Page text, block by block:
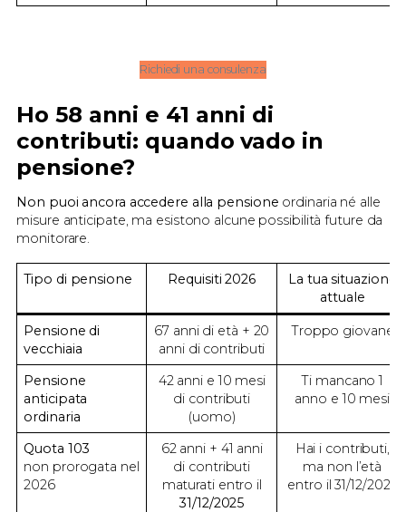
Richiedi una consulenza
Ho 58 anni e 41 anni di
contributi: quando vado in
pensione?
Non puoi ancora accedere alla pensione ordinaria né alle
misure anticipate, ma esistono alcune possibilità future da
monitorare.
Tipo di pensione Requisiti 2026
La tua situazione
attuale
Pensione di
vecchiaia
67 anni di età + 20
anni di contributi
Troppo giovane
Pensione
anticipata
ordinaria
42 anni e 10 mesi
di contributi
(uomo)
Ti mancano 1
anno e 10 mesi
Quota 103
non prorogata nel
2026
62 anni + 41 anni
di contributi
maturati entro il
31/12/2025
Hai i contributi,
ma non l’età
entro il 31/12/2025